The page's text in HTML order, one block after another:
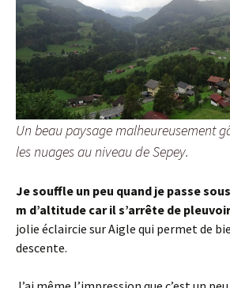
Un beau paysage malheureusement
les nuages au niveau de Sepey.
Je souffle un peu quand je passe
m d’altitude car il s’arrête de
jolie éclaircie sur Aigle qui permet de
descente.